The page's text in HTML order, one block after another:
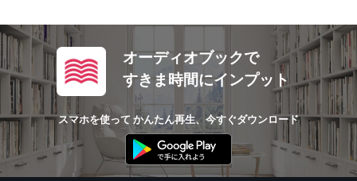
オーディオブックで
すきま時間にインプット
スマホを使って かんたん再生、今すぐダウンロード